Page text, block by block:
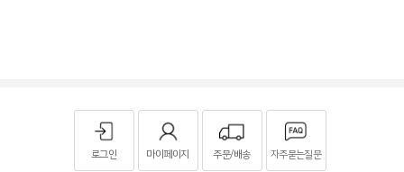
로그인 마이페이지 주문/배송 자주묻는질문